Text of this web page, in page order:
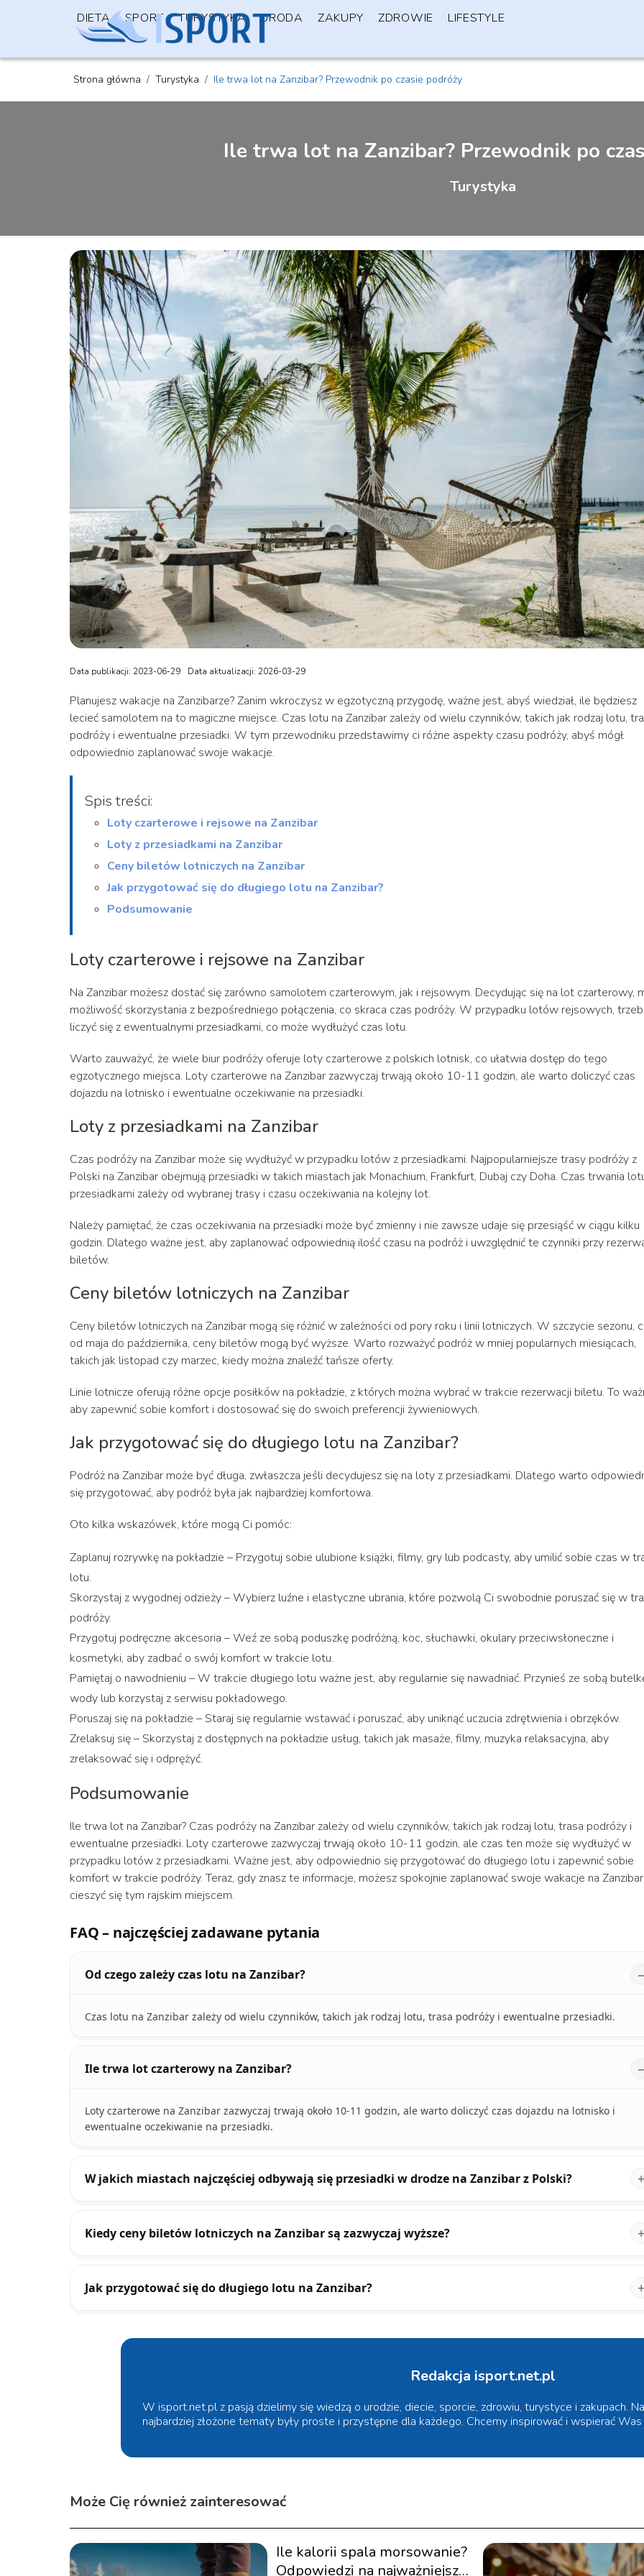
DIETA SPORT TURYSTYKA URODA ZAKUPY ZDROWIE LIFESTYLE
Strona główna / Turystyka / Ile trwa lot na Zanzibar? Przewodnik po czasie podróży
Ile trwa lot na Zanzibar? Przewodnik po
Turystyka
Data publikacji: 2023-06-29 Data aktualizacji: 2026-03-29
‍Planujesz wakacje na Zanzibarze? Zanim wkroczysz w egzotyczną przygodę, ważne jest, abyś wiedział, ile będziesz
lecieć samolotem na to magiczne miejsce. Czas lotu na Zanzibar zależy od wielu czynników, takich jak rodzaj lotu,
podróży i ewentualne przesiadki. W tym przewodniku przedstawimy ci różne aspekty czasu podróży, abyś mógł
odpowiednio zaplanować swoje wakacje.
Spis treści:
Loty czarterowe i rejsowe na Zanzibar
Loty z przesiadkami na Zanzibar
Ceny biletów lotniczych na Zanzibar
Jak przygotować się do długiego lotu na Zanzibar?
Podsumowanie
Loty czarterowe i rejsowe na Zanzibar
Na Zanzibar możesz dostać się zarówno samolotem czarterowym, jak i rejsowym. Decydując się na lot czarterowy,
możliwość skorzystania z bezpośredniego połączenia, co skraca czas podróży. W przypadku lotów rejsowych,
liczyć się z ewentualnymi przesiadkami, co może wydłużyć czas lotu.
Warto zauważyć, że wiele biur podróży oferuje loty czarterowe z polskich lotnisk, co ułatwia dostęp do tego
egzotycznego miejsca. Loty czarterowe na Zanzibar zazwyczaj trwają około 10-11 godzin, ale warto doliczyć czas
dojazdu na lotnisko i ewentualne oczekiwanie na przesiadki.
Loty z przesiadkami na Zanzibar
Czas podróży na Zanzibar może się wydłużyć w przypadku lotów z przesiadkami. Najpopularniejsze trasy podróży z
Polski na Zanzibar obejmują przesiadki w takich miastach jak Monachium, Frankfurt, Dubaj czy Doha. Czas trwania
przesiadkami zależy od wybranej trasy i czasu oczekiwania na kolejny lot.
Należy pamiętać, że czas oczekiwania na przesiadki może być zmienny i nie zawsze udaje się przesiąść w ciągu kilku
godzin. Dlatego ważne jest, aby zaplanować odpowiednią ilość czasu na podróż i uwzględnić te czynniki przy
biletów.
Ceny biletów lotniczych na Zanzibar
Ceny biletów lotniczych na Zanzibar mogą się różnić w zależności od pory roku i linii lotniczych. W szczycie sezonu,
od maja do października, ceny biletów mogą być wyższe. Warto rozważyć podróż w mniej popularnych miesiącach,
takich jak listopad czy marzec, kiedy można znaleźć tańsze oferty.
Linie lotnicze oferują różne opcje posiłków na pokładzie, z których można wybrać w trakcie rezerwacji biletu. To
aby zapewnić sobie komfort i dostosować się do swoich preferencji żywieniowych.
Jak przygotować się do długiego lotu na Zanzibar?
Podróż na Zanzibar może być długa, zwłaszcza jeśli decydujesz się na loty z przesiadkami. Dlatego warto
się przygotować, aby podróż była jak najbardziej komfortowa.
Oto kilka wskazówek, które mogą Ci pomóc:
Zaplanuj rozrywkę na pokładzie – Przygotuj sobie ulubione książki, filmy, gry lub podcasty, aby umilić sobie czas w
lotu.
Skorzystaj z wygodnej odzieży – Wybierz luźne i elastyczne ubrania, które pozwolą Ci swobodnie poruszać się w
podróży.
Przygotuj podręczne akcesoria – Weź ze sobą poduszkę podróżną, koc, słuchawki, okulary przeciwsłoneczne i
kosmetyki, aby zadbać o swój komfort w trakcie lotu.
Pamiętaj o nawodnieniu – W trakcie długiego lotu ważne jest, aby regularnie się nawadniać. Przynieś ze sobą
wody lub korzystaj z serwisu pokładowego.
Poruszaj się na pokładzie – Staraj się regularnie wstawać i poruszać, aby uniknąć uczucia zdrętwienia i obrzęków.
Zrelaksuj się – Skorzystaj z dostępnych na pokładzie usług, takich jak masaże, filmy, muzyka relaksacyjna, aby
zrelaksować się i odprężyć.
Podsumowanie
Ile trwa lot na Zanzibar? Czas podróży na Zanzibar zależy od wielu czynników, takich jak rodzaj lotu, trasa podróży i
ewentualne przesiadki. Loty czarterowe zazwyczaj trwają około 10-11 godzin, ale czas ten może się wydłużyć w
przypadku lotów z przesiadkami. Ważne jest, aby odpowiednio się przygotować do długiego lotu i zapewnić sobie
komfort w trakcie podróży. Teraz, gdy znasz te informacje, możesz spokojnie zaplanować swoje wakacje na
cieszyć się tym rajskim miejscem.
FAQ – najczęściej zadawane pytania
Od czego zależy czas lotu na Zanzibar?
Czas lotu na Zanzibar zależy od wielu czynników, takich jak rodzaj lotu, trasa podróży i ewentualne przesiadki.
Ile trwa lot czarterowy na Zanzibar?
Loty czarterowe na Zanzibar zazwyczaj trwają około 10-11 godzin, ale warto doliczyć czas dojazdu na lotnisko i
ewentualne oczekiwanie na przesiadki.
W jakich miastach najczęściej odbywają się przesiadki w drodze na Zanzibar z Polski?
Kiedy ceny biletów lotniczych na Zanzibar są zazwyczaj wyższe?
Jak przygotować się do długiego lotu na Zanzibar?
Redakcja isport.net.pl
W isport.net.pl z pasją dzielimy się wiedzą o urodzie, diecie, sporcie, zdrowiu, turystyce i zakupach.
najbardziej złożone tematy były proste i przystępne dla każdego. Chcemy inspirować i wspierać
Może Cię również zainteresować
Ile kalorii spala morsowanie?
Odpowiedzi na najważniejsze